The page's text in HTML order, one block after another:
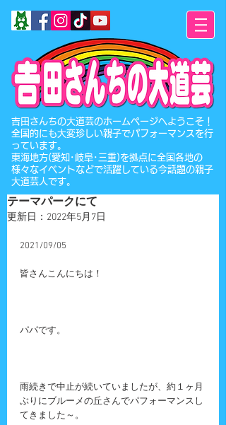
​吉田さんちの大道芸のホームページへようこそ！
全国的にも大変珍しい親子でパフォーマンスを行
っています。
東海地方(愛知･岐阜･三重)を拠点に全国各地の
様々なイベントなどで活躍している今話題の親子
大道芸人です。
テーマパークにて
更新日： 2022年5月7日
2021/09/05
皆さんこんにちは！
パパです。
雨続きで中止が続いていましたが、約１ヶ月
ぶりにブルーメの丘さんでパフォーマンスし
てきました～。